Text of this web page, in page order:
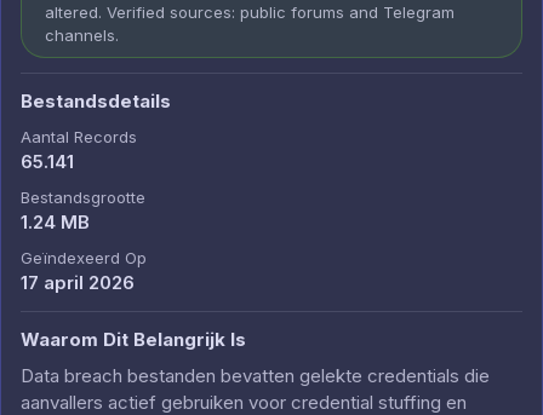
altered. Verified sources: public forums and Telegram
channels.
Bestandsdetails
Aantal Records
65.141
Bestandsgrootte
1.24 MB
Geïndexeerd Op
17 april 2026
Waarom Dit Belangrijk Is
Data breach bestanden bevatten gelekte credentials die
aanvallers actief gebruiken voor credential stuffing en